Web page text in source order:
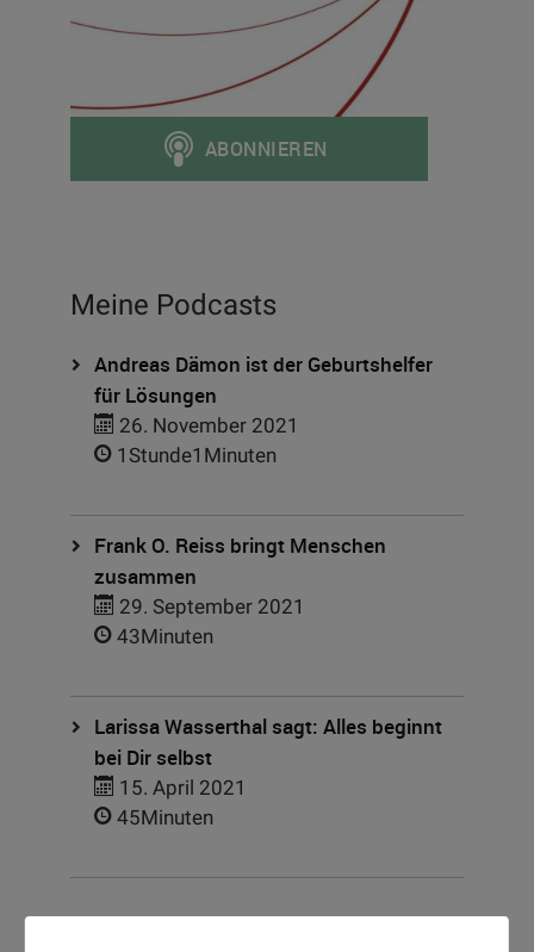
Meine Podcasts
Andreas Dämon ist der Geburtshelfer
für Lösungen
26. November 2021
1Stunde1Minuten
Frank O. Reiss bringt Menschen
zusammen
29. September 2021
43Minuten
Larissa Wasserthal sagt: Alles beginnt
bei Dir selbst
15. April 2021
45Minuten